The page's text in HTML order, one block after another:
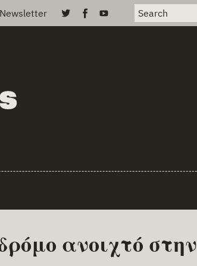
Newsletter Search for:
ανοιχτό στην